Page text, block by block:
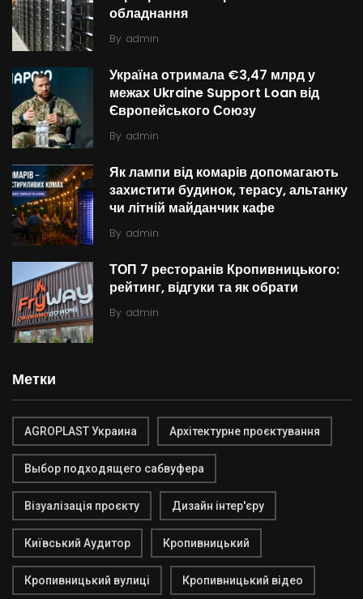
обладнання
By admin
Україна отримала €3,47 млрд у
межах Ukraine Support Loan від
Європейського Союзу
By admin
Як лампи від комарів допомагають
захистити будинок, терасу, альтанку
чи літній майданчик кафе
By admin
ТОП 7 ресторанів Кропивницького:
рейтинг, відгуки та як обрати
By admin
Метки
AGROPLAST Украина Архітектурне проєктування
Выбор подходящего сабвуфера
Візуалізація проєкту Дизайн інтер'єру
Київський Аудитор Кропивницький
Кропивницький вулиці Кропивницький відео